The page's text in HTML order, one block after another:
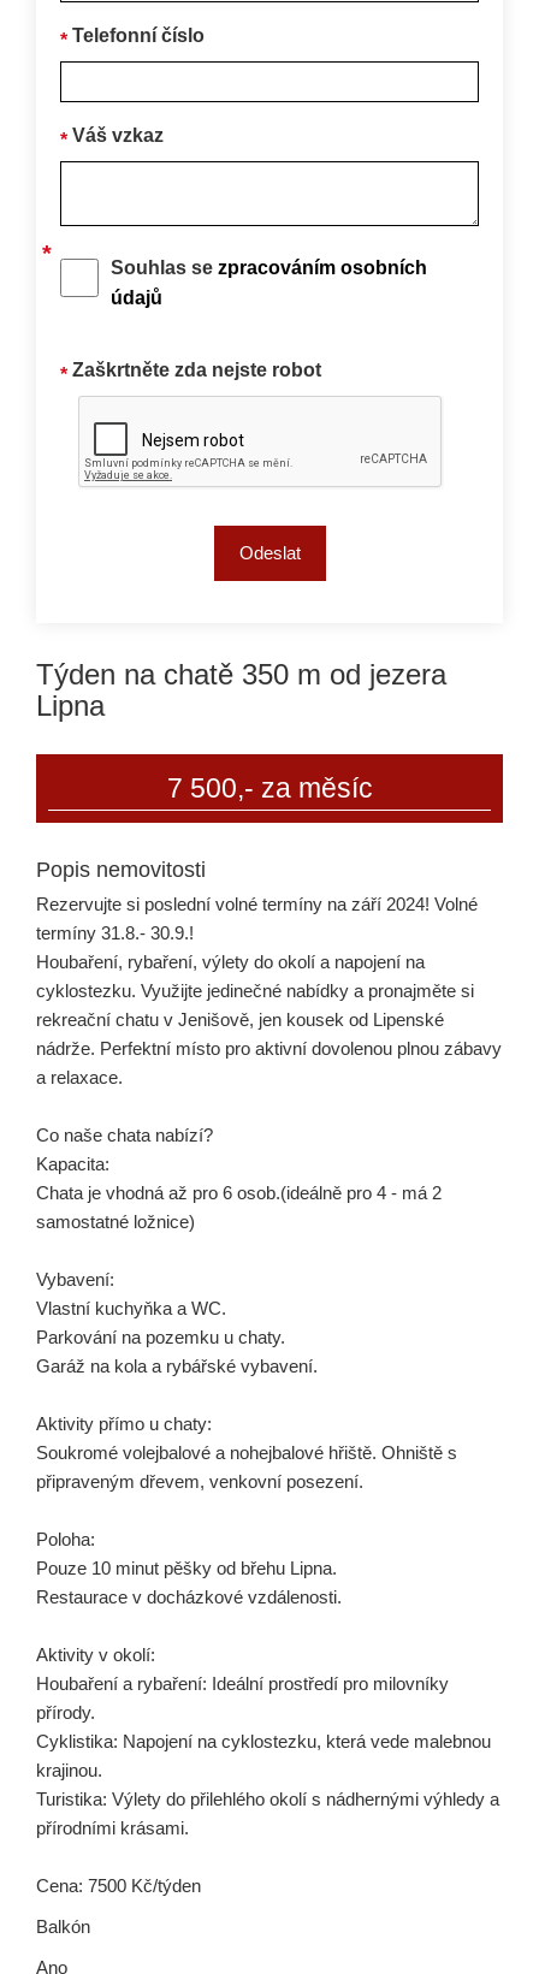
Telefonní číslo
Váš vzkaz
Souhlas se zpracováním osobních
údajů
Zaškrtněte zda nejste robot
Týden na chatě 350 m od jezera
Lipna
7 500,- za měsíc
Popis nemovitosti
Rezervujte si poslední volné termíny na září 2024! Volné
termíny 31.8.- 30.9.!
Houbaření, rybaření, výlety do okolí a napojení na
cyklostezku. Využijte jedinečné nabídky a pronajměte si
rekreační chatu v Jenišově, jen kousek od Lipenské
nádrže. Perfektní místo pro aktivní dovolenou plnou zábavy
a relaxace.
Co naše chata nabízí?
Kapacita:
Chata je vhodná až pro 6 osob.(ideálně pro 4 - má 2
samostatné ložnice)
Vybavení:
Vlastní kuchyňka a WC.
Parkování na pozemku u chaty.
Garáž na kola a rybářské vybavení.
Aktivity přímo u chaty:
Soukromé volejbalové a nohejbalové hřiště. Ohniště s
připraveným dřevem, venkovní posezení.
Poloha:
Pouze 10 minut pěšky od břehu Lipna.
Restaurace v docházkové vzdálenosti.
Aktivity v okolí:
Houbaření a rybaření: Ideální prostředí pro milovníky
přírody.
Cyklistika: Napojení na cyklostezku, která vede malebnou
krajinou.
Turistika: Výlety do přilehlého okolí s nádhernými výhledy a
přírodními krásami.
Cena: 7500 Kč/týden
Balkón
Ano